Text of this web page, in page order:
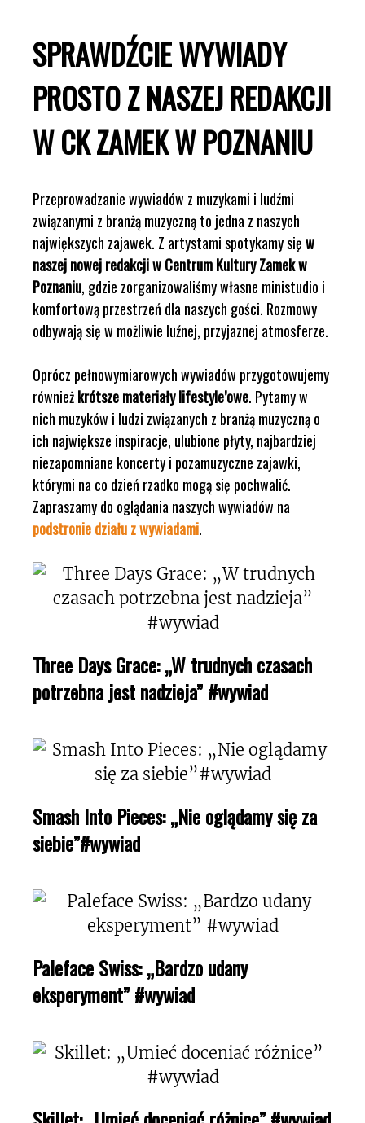
SPRAWDŹCIE WYWIADY
PROSTO Z NASZEJ REDAKCJI
W CK ZAMEK W POZNANIU
Przeprowadzanie wywiadów z muzykami i ludźmi
związanymi z branżą muzyczną to jedna z naszych
największych zajawek. Z artystami spotykamy sięw
naszej nowej redakcji w Centrum Kultury Zamek w
Poznaniu, gdzie zorganizowaliśmy własne ministudio i
komfortową przestrzeń dla naszych gości. Rozmowy
odbywają się w możliwie luźnej, przyjaznej atmosferze.
Oprócz pełnowymiarowych wywiadów przygotowujemy
równieżkrótsze materiały lifestyle’owe. Pytamy w
nich muzyków i ludzi związanych z branżą muzyczną o
ich największe inspiracje, ulubione płyty, najbardziej
niezapomniane koncerty i pozamuzyczne zajawki,
którymi na co dzień rzadko mogą się pochwalić.
Zapraszamy do oglądania naszych wywiadów na
podstronie działu z wywiadami.
Three Days Grace: „W trudnych czasach
potrzebna jest nadzieja” #wywiad
Smash Into Pieces: „Nie oglądamy się za
siebie”#wywiad
Paleface Swiss: „Bardzo udany
eksperyment” #wywiad